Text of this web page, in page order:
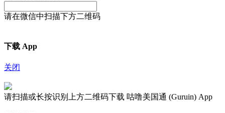
请在微信中扫描下方二维码
下载 App
关闭
请扫描或长按识别上方二维码下载 咕噜美国通 (Guruin) App